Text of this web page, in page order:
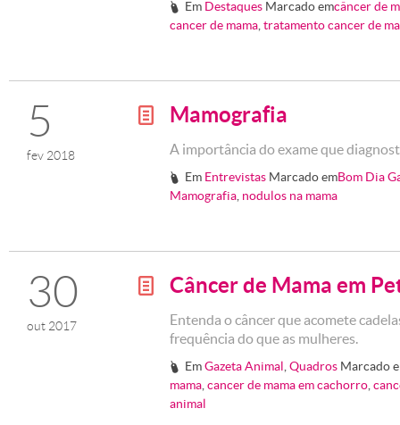
# Em Destaques Marcado emcâncer de
cancer de mama tratamento cancer de
5
fev 2018
g Mamografia
A importância do exame que
# Em Entrevistas Marcado emBom Dia
Mamografia nodulos na mama
30
out 2017
g Câncer de Mama em
Entenda o câncer que acomete
frequência do que as mulheres.
# EmGazeta Animal ,Quadros Marcado
mama cancer de mama em cachorro
animal